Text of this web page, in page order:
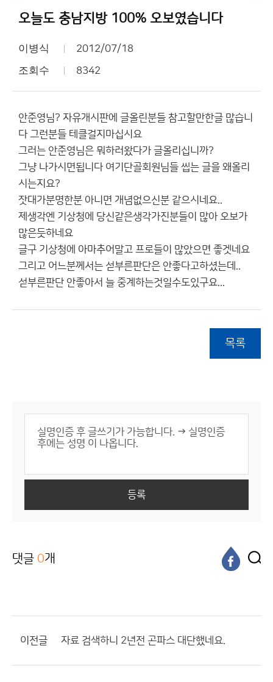
오늘도 충남지방 100% 오보였습니다
이병식 2012/07/18
조회수 8342
안준영님? 자유개시판에 글올린분들 참고할만한글 많습니
다 그런분들 테클걸지마십시요
그러는 안준영님은 뭐하러왔다가 글올리십니까?
그냥 나가시면됩니다 여기단골회원님들 씹는 글을 왜올리
시는지요?
잣대가분명한분 아니면 개념없으신분 같으시네요..
제생각엔 기상청에 당신같은생각가진분들이 많아 오보가
많은듯하네요
글구 기상청에 아마추어말고 프로들이 많았으면 좋겟네요
그리고 어느분께서는 섣부른판단은 안좋다고하셨는데..
섣부른판단 안좋아서 늘 중계하는것일수도있구요...
목록
등록
댓글 0개
이전글 자료 검색하니 2년전 곤파스 대단했네요.